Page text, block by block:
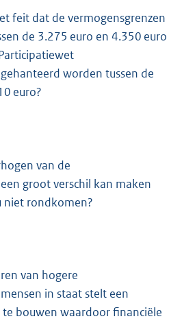
feit dat de vermogensgrenzen
de 3.275 euro en 4.350 euro
worden tussen de
euro?
van de
groot verschil kan maken
niet rondkomen?
van hogere
in staat stelt een
bouwen waardoor financiële